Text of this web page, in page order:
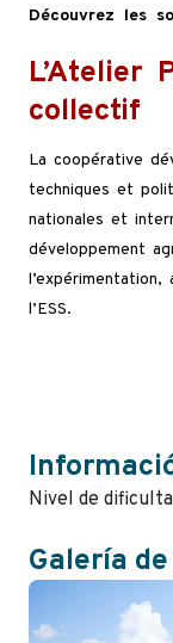
Découvrez les
L’Atelier
collectif
La coopérative
techniques et
nationales et
développement
l’ESS.
Nivel de
Galería